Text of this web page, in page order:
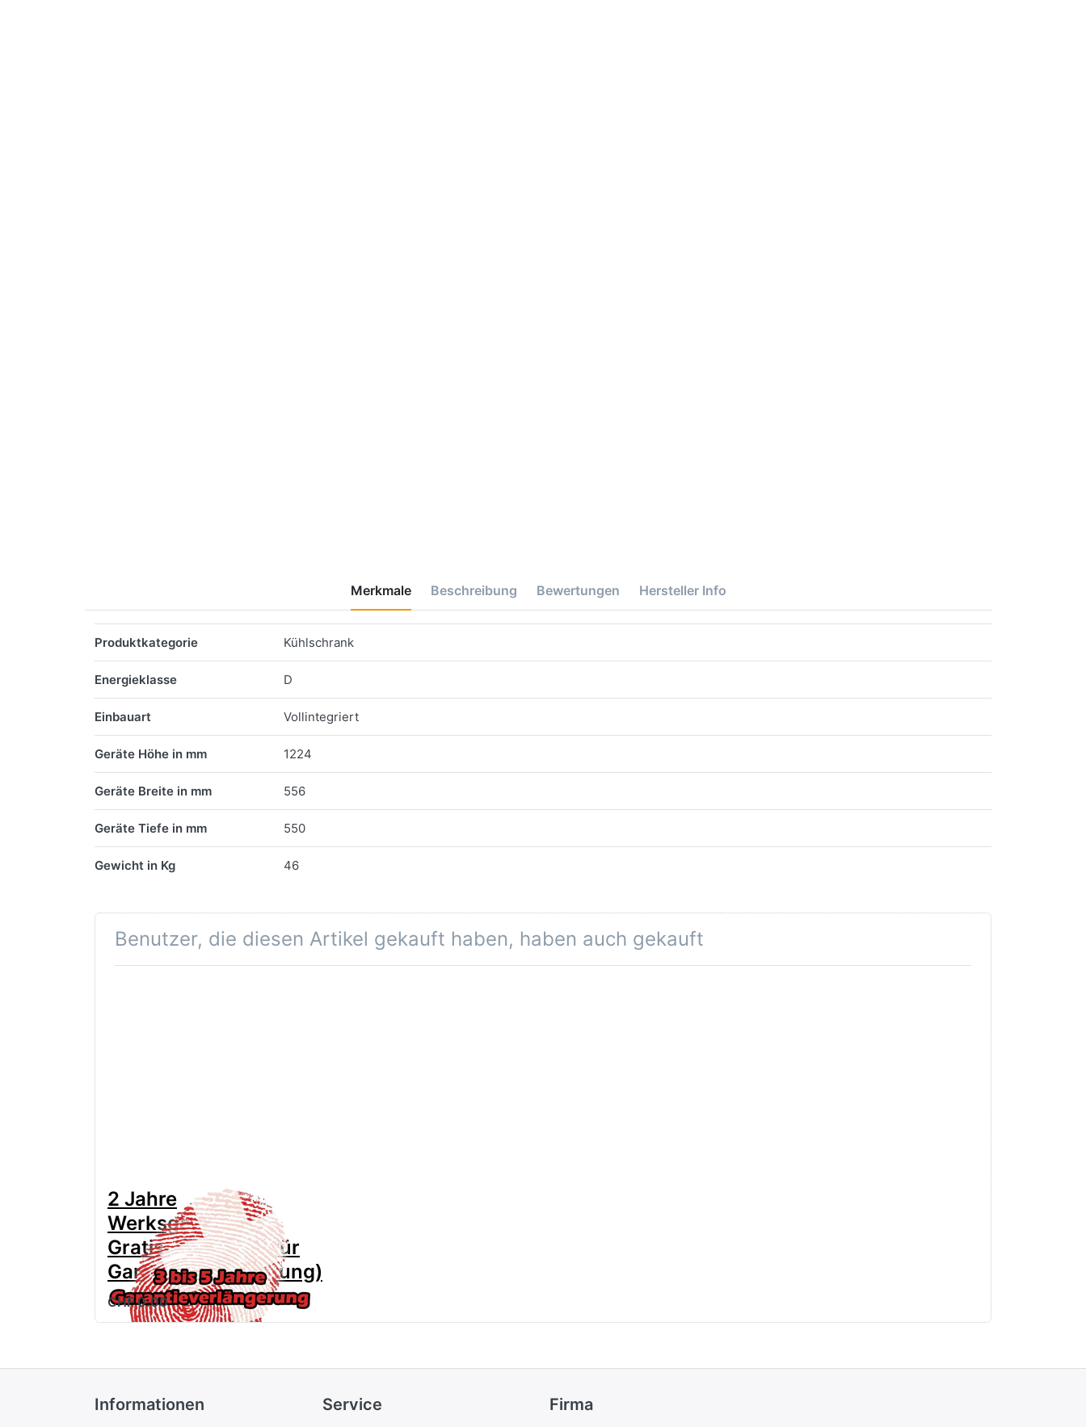
Merkmale Beschreibung Bewertungen Hersteller Info
Produktkategorie Kühlschrank
Energieklasse D
Einbauart Vollintegriert
Geräte Höhe in mm 1224
Geräte Breite in mm 556
Geräte Tiefe in mm 550
Gewicht in Kg 46
Benutzer, die diesen Artikel gekauft haben, haben auch gekauft
2 Jahre
Werksgarantie
Gratis (anwählen für
Garantieverlängerung)
CHF 0.00
Informationen Service Firma